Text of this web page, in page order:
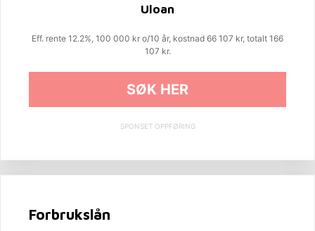
Uloan
Eff. rente 12.2%, 100 000 kr o/10 år, kostnad 66 107 kr, totalt 166
107 kr.
SØK HER
SPONSET OPPFØRING
Forbrukslån